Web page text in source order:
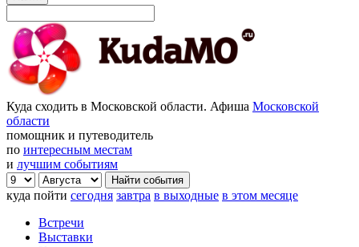
Куда сходить в Московской области. Афиша Московской
области
помощник и путеводитель
по интересным местам
и лучшим событиям
куда пойти сегодня завтра в выходные в этом месяце
Встречи
Выставки